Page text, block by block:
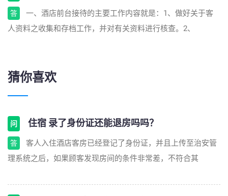
答
一、酒店前台接待的主要工作内容就是：1、做好关于客
人资料之收集和存档工作，并对有关资料进行核查。2、
猜你喜欢
问 住宿 录了身份证还能退房吗吗？
答
客人入住酒店客房已经登记了身份证，并且上传至治安管
理系统之后，如果顾客发现房间的条件非常差，不符合其